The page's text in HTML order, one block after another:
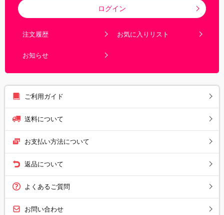
ログイン
注文履歴 お気に入りリスト
お知らせ
ご利用ガイド
送料について
お支払い方法について
返品について
よくあるご質問
お問い合わせ